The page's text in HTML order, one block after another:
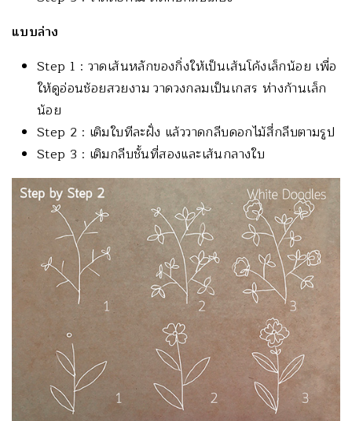
แบบล่าง
Step 1 : วาดเส้นหลักของกิ่งให้เป็นเส้นโค้งเล็กน้อย เพื่อ
ให้ดูอ่อนช้อยสวยงาม วาดวงกลมเป็นเกสร ห่างก้านเล็ก
น้อย
Step 2 : เติมใบทีละฝั่ง แล้ววาดกลีบดอกไม้สี่กลีบตามรูป
Step 3 : เติมกลีบชั้นที่สองและเส้นกลางใบ